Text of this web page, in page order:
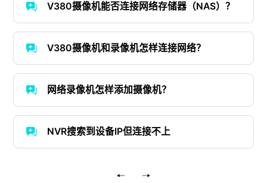
V380摄像机能否连接网络存储器（NAS）？
V380摄像机和录像机怎样连接网络？
网络录像机怎样添加摄像机？
NVR搜索到设备IP但连接不上